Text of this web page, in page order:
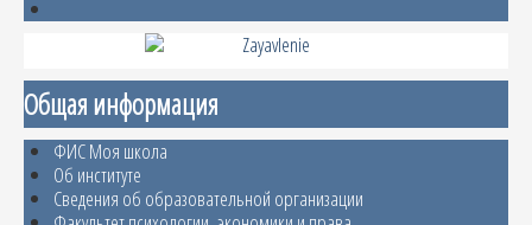
Общая информация
ФИС Моя школа
Об институте
Сведения об образовательной организации